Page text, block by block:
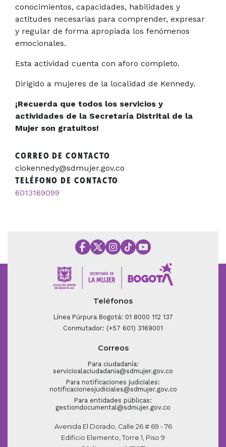
conocimientos, capacidades, habilidades y
actitudes necesarias para comprender, expresar
y regular de forma apropiada los fenómenos
emocionales.
Esta actividad cuenta con aforo completo.
Dirigido a mujeres de la localidad de Kennedy.
¡Recuerda que todos los servicios y
actividades de la Secretaría Distrital de la
Mujer son gratuitos!
CORREO DE CONTACTO
ciokennedy@sdmujer.gov.co
TELÉFONO DE CONTACTO
6013169099
Teléfonos
Línea Púrpura Bogotá: 01 8000 112 137
Conmutador: (+57 601) 3169001
Correos
Para ciudadanía:
servicioalaciudadania@sdmujer.gov.co
Para notificaciones judiciales:
notificacionesjudiciales@sdmujer.gov.co
Para entidades públicas:
gestiondocumental@sdmujer.gov.co
Avenida El Dorado, Calle 26 # 69 - 76
Edificio Elemento, Torre 1, Piso 9